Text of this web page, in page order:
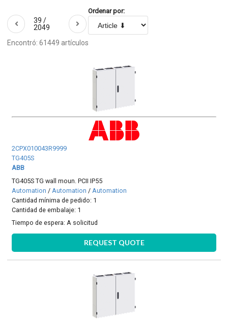
39 /
2049
Ordenar por:
Encontró: 61449 artículos
2CPX010043R9999
TG405S
ABB
TG405S TG wall moun. PCII IP55
Automation / Automation / Automation
Cantidad mínima de pedido: 1
Cantidad de embalaje: 1
Tiempo de espera: A solicitud
REQUEST QUOTE